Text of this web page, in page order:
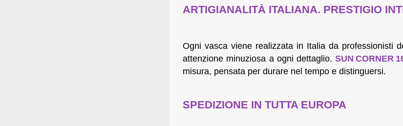
ARTIGIANALITÀ ITALIANA. PRESTIGIO
Ogni vasca viene realizzata in Italia da professionisti
attenzione minuziosa a ogni dettaglio.SUN CORNER
misura, pensata per durare nel tempo e distinguersi.
SPEDIZIONE IN TUTTA EUROPA